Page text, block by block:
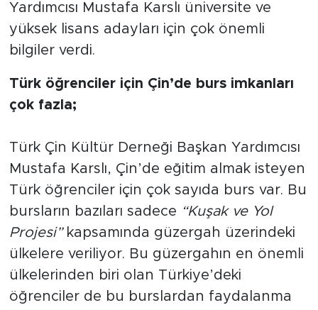
Yardımcısı Mustafa Karslı üniversite ve
yüksek lisans adayları için çok önemli
bilgiler verdi.
Türk öğrenciler için Çin’de burs imkanları
çok fazla;
Türk Çin Kültür Derneği Başkan Yardımcısı
Mustafa Karslı, Çin’de eğitim almak isteyen
Türk öğrenciler için çok sayıda burs var. Bu
bursların bazıları sadece “Kuşak ve Yol
Projesi”kapsamında güzergah üzerindeki
ülkelere veriliyor. Bu güzergahın en önemli
ülkelerinden biri olan Türkiye’deki
öğrenciler de bu burslardan faydalanma